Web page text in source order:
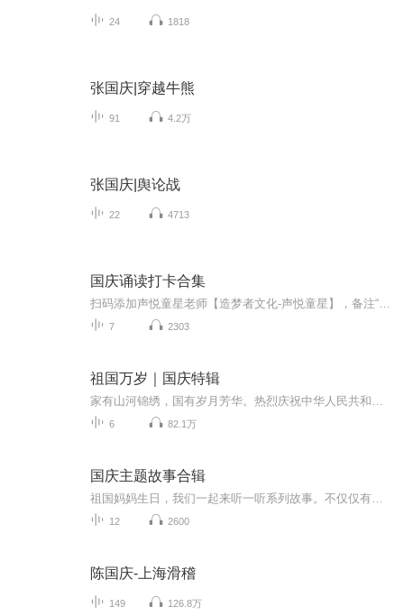
24 1818
张国庆|穿越牛熊
91 4.2万
张国庆|舆论战
22 4713
国庆诵读打卡合集
7 2303
祖国万岁｜国庆特辑
6 82.1万
国庆主题故事合辑
12 2600
陈国庆-上海滑稽
149 126.8万